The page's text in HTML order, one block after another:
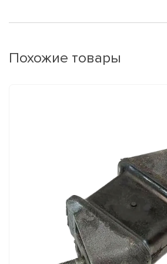
Похожие товары